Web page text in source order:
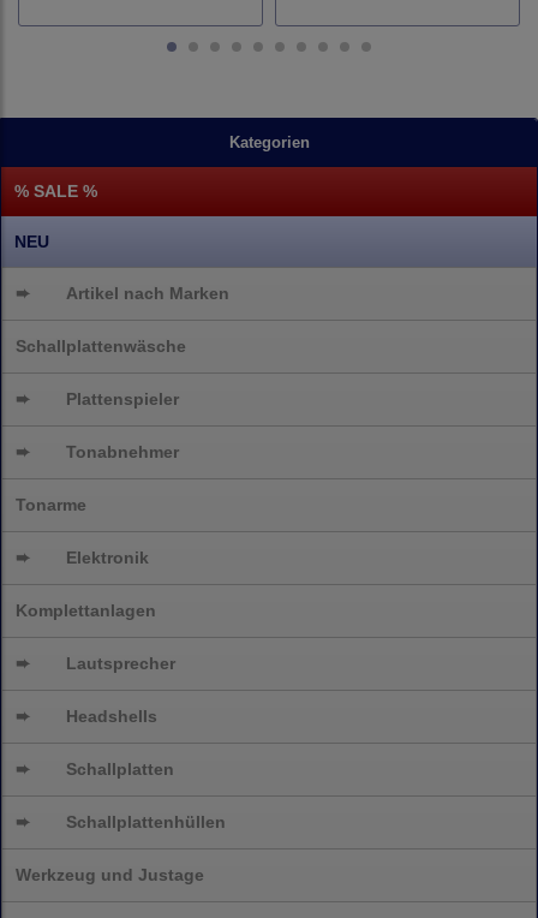
Kategorien
% SALE %
NEU
➨ Artikel nach Marken
Schallplattenwäsche
➨ Plattenspieler
➨ Tonabnehmer
Tonarme
➨ Elektronik
Komplettanlagen
➨ Lautsprecher
➨ Headshells
➨ Schallplatten
➨ Schallplattenhüllen
Werkzeug und Justage